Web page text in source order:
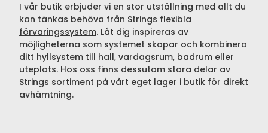
I vår butik erbjuder vi en stor utställning med allt du
kan tänkas behöva från Strings flexibla
förvaringssystem. Låt dig inspireras av
möjligheterna som systemet skapar och kombinera
ditt hyllsystem till hall, vardagsrum, badrum eller
uteplats. Hos oss finns dessutom stora delar av
Strings sortiment på vårt eget lager i butik för direkt
avhämtning.